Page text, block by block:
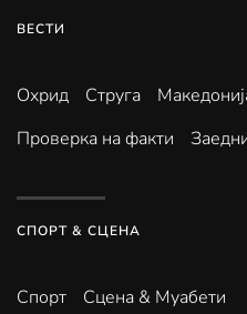
ВЕСТИ
Охрид Струга
Проверка на факти
СПОРТ & СЦЕНА
Спорт Сцена & Муабети